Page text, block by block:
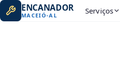
ENCANADOR
MACEIÓ-AL Serviços